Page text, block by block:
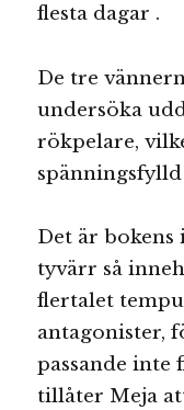
flesta dagar .
De tre
undersöka
rökpelare,
spänningsfylld
Det är bokens
tyvärr så
flertalet
antagonister,
passande inte
tillåter Meja